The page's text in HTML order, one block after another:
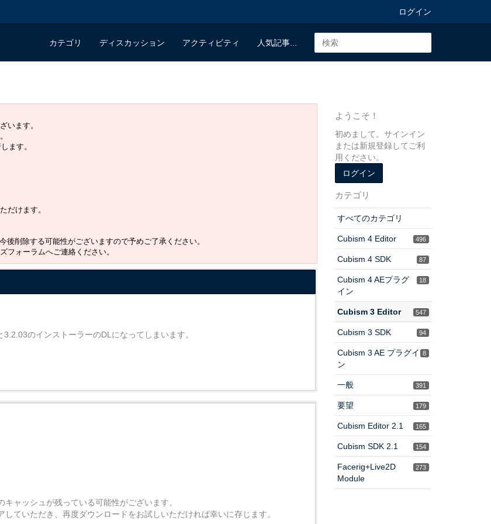
ログイン
カテゴリ ディスカッション アクティビティ 人気記事...
います。
ます。
だけます。
削除する可能性がございますので予めご了承ください。
フォーラムへご連絡ください。
のインストーラーのDLになってしまいます。
ャッシュが残っている可能性がございます。
ていただき、再度ダウンロードをお試しいただければ幸いに存じます。
ようこそ！
初めまして。サインイン
または新規登録してご利
用ください。
ログイン
カテゴリ
すべてのカテゴリ
496
Cubism 4 Editor
87
Cubism 4 SDK
18
Cubism 4 AEプラグ
イン
547
Cubism 3 Editor
94
Cubism 3 SDK
8
Cubism 3 AE プラグイ
ン
391
一般
179
要望
165
Cubism Editor 2.1
154
Cubism SDK 2.1
273
Facerig+Live2D
Module